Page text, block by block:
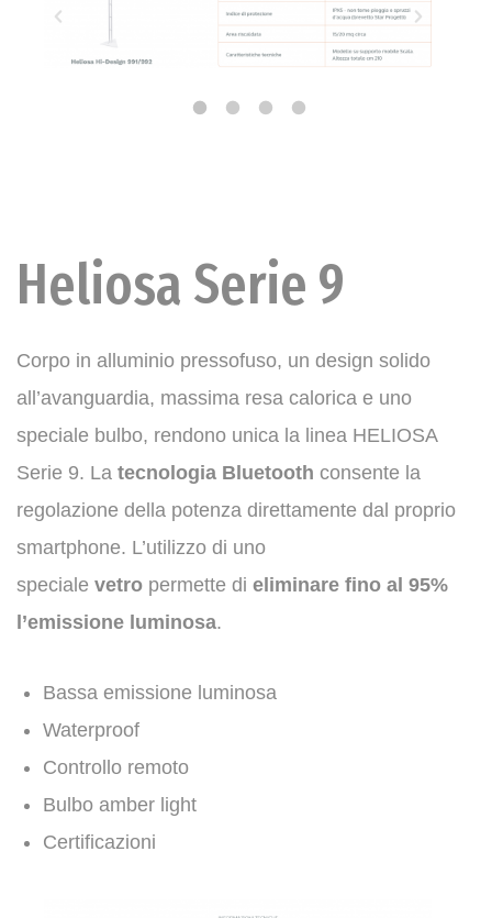
Heliosa Serie 9
Corpo in alluminio pressofuso, un design solido
all’avanguardia, massima resa calorica e uno
speciale bulbo, rendono unica la linea HELIOSA
Serie 9. La tecnologia Bluetooth consente la
regolazione della potenza direttamente dal proprio
smartphone. L’utilizzo di uno
speciale vetro permette di eliminare fino al 95%
l’emissione luminosa.​
Bassa emissione luminosa
Waterproof
Controllo remoto
Bulbo amber light
Certificazioni